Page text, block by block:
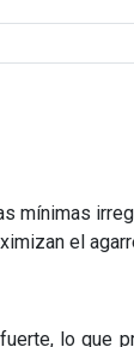
mínimas
el
lo que